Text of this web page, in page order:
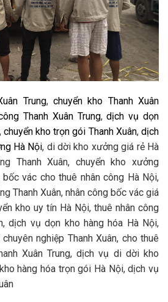
Trung,chuyển kho Thanh Xuân
Thanh Xuân Trung,dịch vụ dọn
chuyển kho trọn gói Thanh Xuân,dịch
Hà Nội, di dời kho xưởng giá rẻ Hà
Thanh Xuân, chuyển kho xưởng
vác cho thuê nhân công Hà Nội,
Thanh Xuân, nhân công bốc vác giá
kho uy tín Hà Nội, thuê nhân công
dịch vụ dọn kho hàng hóa Hà Nội,
nghiệp Thanh Xuân, cho thuê
Xuân Trung, dịch vụ di dời kho
hàng hóa trọn gói Hà Nội, dịch vụ